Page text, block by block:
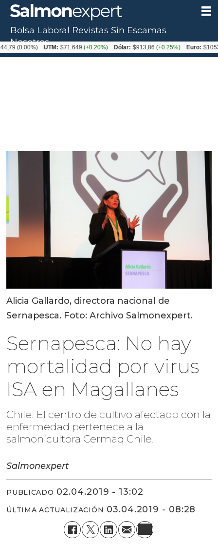
Alicia Gallardo, directora nacional de
Sernapesca. Foto: Archivo Salmonexpert.
Sernapesca: No hay
mortalidad por virus
ISA en Magallanes
Chile: El centro de cultivo afectado con la
enfermedad pertenece a la
salmonicultora Cermaq Chile.
Salmonexpert
PUBLICADO 02.04.2019 - 13:02
ÚLTIMA ACTUALIZACIÓN 03.04.2019 - 08:28
Bolsa Laboral Revistas Sin Escamas
Nosotros
UTM: $71.649(+0.20%) Dólar: $913,86(+0.25%) Euro: $1053,08(-